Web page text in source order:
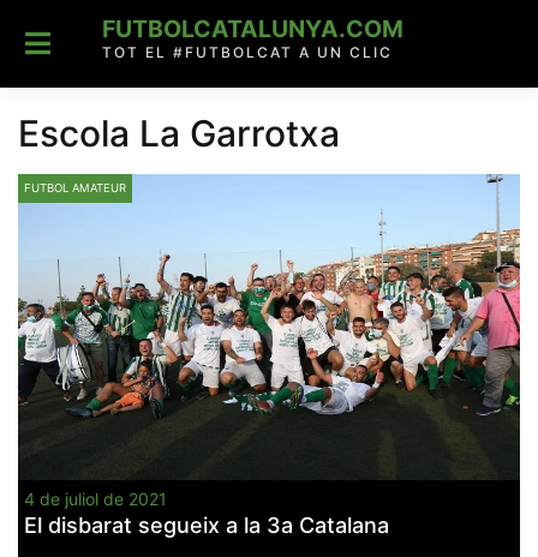
content
FUTBOLCATALUNYA.COM
TOT EL #FUTBOLCAT A UN CLIC
Escola La Garrotxa
FUTBOL AMATEUR
4 de juliol de 2021
El disbarat segueix a la 3a Catalana